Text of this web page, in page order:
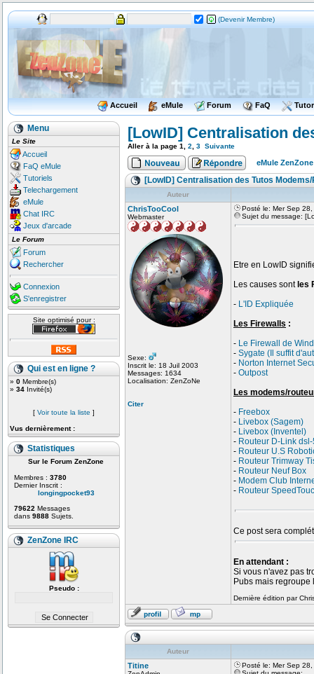
(Devenir Membre)
Accueil eMule Forum FaQ
Menu
Le Site
Accueil
FaQ eMule
Tutoriels
Telechargement
eMule
Chat IRC
Jeux d'arcade
Le Forum
Forum
Rechercher
Connexion
S'enregistrer
Site optimisé pour :
Qui est en ligne ?
» 0 Membre(s)
» 34 Invité(s)
[ Voir toute la liste ]
Vus dernièrement :
Statistiques
Sur le Forum ZenZone
Membres : 3780
Dernier Inscrit :
longingpocket93
79622 Messages
dans 9888 Sujets.
ZenZone IRC
Pseudo :
[LowID] Centralisation
Aller à la page 1 2 3 Suivante
eMule
[LowID] Centralisation des Tutos
Auteur
ChrisTooCool
Webmaster
Sexe:
Inscrit le: 18 Juil 2003
Messages: 1634
Localisation: ZenZoNe
Citer
Posté le: Mer Sep
Sujet du message:
Etre en LowID
Les causes sont les
- L'ID Expliquée
Les Firewalls :
- Le Firewall de
- Sygate (Il suffit
- Norton Internet
- Outpost
Les modems/
- Freebox
- Livebox (Sagem)
- Livebox (Inventel)
- Routeur D-Link
- Routeur U.S
- Routeur Trimway
- Routeur Neuf Box
- Modem Club
- Routeur
Ce post sera
En attendant :
Si vous n'avez pas
Pubs mais
Dernière édition par
Auteur
Titine
Posté le: Mer Sep